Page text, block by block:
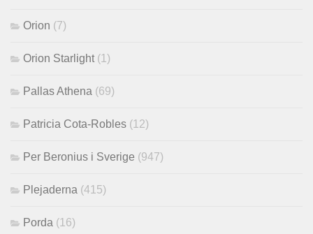
Orion (7)
Orion Starlight (1)
Pallas Athena (69)
Patricia Cota-Robles (12)
Per Beronius i Sverige (947)
Plejaderna (415)
Porda (16)